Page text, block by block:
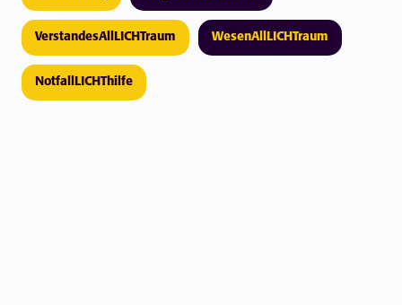
VerstandesAllLICHTraum WesenAllLICHTraum
NotfallLICHThilfe